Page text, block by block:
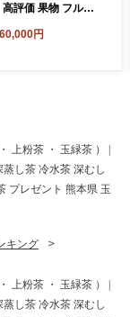
高評価 果物 フルー
火 スイカ ぶどう
て 熊本県 玉
60,000円
上粉茶 ・ 玉緑茶 ） |
し茶 冷水茶 深むし
プレゼント 熊本県 玉
キング
上粉茶 ・ 玉緑茶 ） |
し茶 冷水茶 深むし